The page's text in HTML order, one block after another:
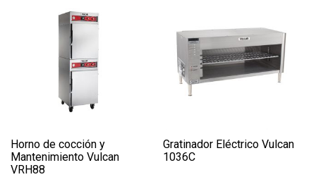
Horno de cocción y
Mantenimiento Vulcan
VRH88
Gratinador Eléctrico Vulcan
1036C